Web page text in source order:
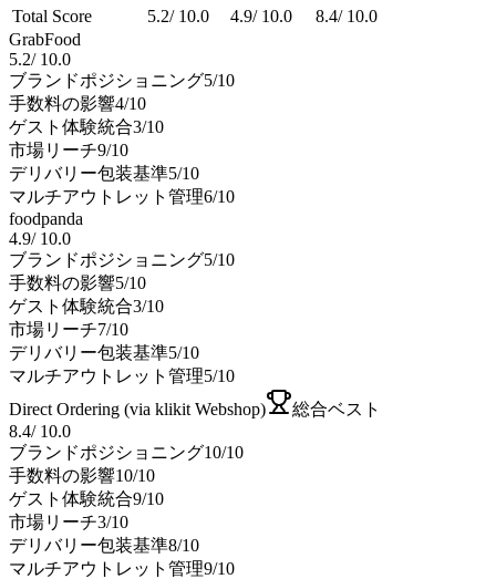
Total Score 5.2/ 10.0 4.9/ 10.0 8.4/ 10.0
GrabFood
5.2/ 10.0
ブランドポジショニング5/10
手数料の影響4/10
ゲスト体験統合3/10
市場リーチ9/10
デリバリー包装基準5/10
マルチアウトレット管理6/10
foodpanda
4.9/ 10.0
ブランドポジショニング5/10
手数料の影響5/10
ゲスト体験統合3/10
市場リーチ7/10
デリバリー包装基準5/10
マルチアウトレット管理5/10
Direct Ordering (via klikit Webshop)
総合ベスト
8.4/ 10.0
ブランドポジショニング10/10
手数料の影響10/10
ゲスト体験統合9/10
市場リーチ3/10
デリバリー包装基準8/10
マルチアウトレット管理9/10